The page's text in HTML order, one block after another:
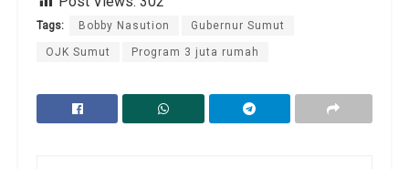
Tags: Bobby Nasution Gubernur Sumut
OJK Sumut Program 3 juta rumah